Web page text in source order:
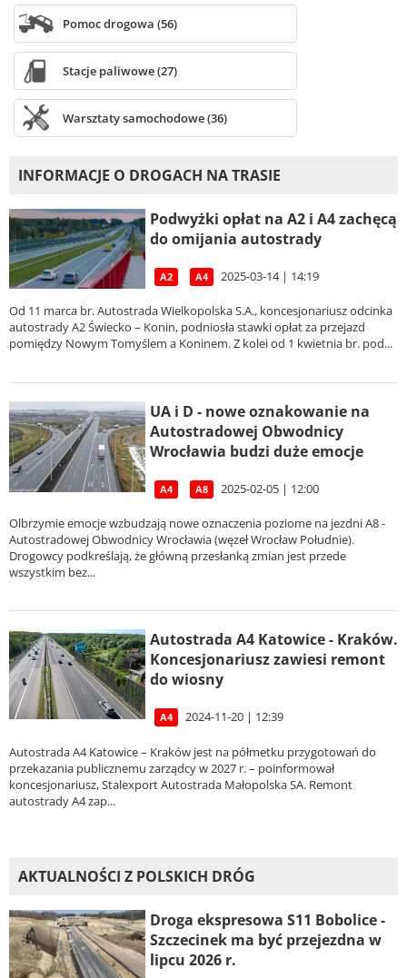
Pomoc drogowa (56)
Stacje paliwowe (27)
Warsztaty samochodowe (36)
INFORMACJE O DROGACH NA TRASIE
Podwyżki opłat na A2 i A4 zachęcą
do omijania autostrady
A2 A4 2025-03-14 | 14:19
Od 11 marca br. Autostrada Wielkopolska S.A., koncesjonariusz odcinka
autostrady A2 Świecko – Konin, podniosła stawki opłat za przejazd
pomiędzy Nowym Tomyślem a Koninem. Z kolei od 1 kwietnia br. pod...
UA i D - nowe oznakowanie na
Autostradowej Obwodnicy
Wrocławia budzi duże emocje
A4 A8 2025-02-05 | 12:00
Olbrzymie emocje wzbudzają nowe oznaczenia poziome na jezdni A8 -
Autostradowej Obwodnicy Wrocławia (węzeł Wrocław Południe).
Drogowcy podkreślają, że główną przesłanką zmian jest przede
wszystkim bez...
Autostrada A4 Katowice - Kraków.
Koncesjonariusz zawiesi remont
do wiosny
A4 2024-11-20 | 12:39
Autostrada A4 Katowice – Kraków jest na półmetku przygotowań do
przekazania publicznemu zarządcy w 2027 r. – poinformował
koncesjonariusz, Stalexport Autostrada Małopolska SA. Remont
autostrady A4 zap...
AKTUALNOŚCI Z POLSKICH DRÓG
Droga ekspresowa S11 Bobolice -
Szczecinek ma być przejezdna w
lipcu 2026 r.